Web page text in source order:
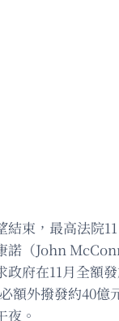
結束，最高法院
諾（John
政府在11月全額
額外撥發約40億
夜。